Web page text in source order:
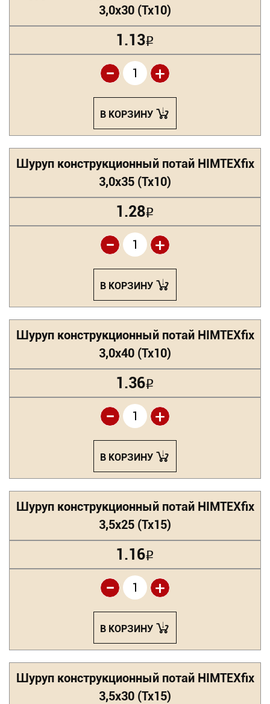
3,0х30 (Tx10)
1.13Р
+
-
В КОРЗИНУ
Шуруп конструкционный потай HIMTEXfix
3,0х35 (Tx10)
1.28Р
+
-
В КОРЗИНУ
Шуруп конструкционный потай HIMTEXfix
3,0х40 (Tx10)
1.36Р
+
-
В КОРЗИНУ
Шуруп конструкционный потай HIMTEXfix
3,5х25 (Tx15)
1.16Р
+
-
В КОРЗИНУ
Шуруп конструкционный потай HIMTEXfix
3,5х30 (Tx15)